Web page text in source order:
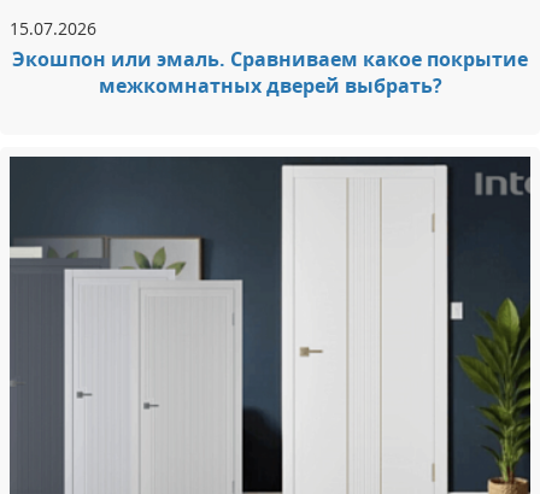
15.07.2026
Экошпон или эмаль. Сравниваем какое покрытие
межкомнатных дверей выбрать?